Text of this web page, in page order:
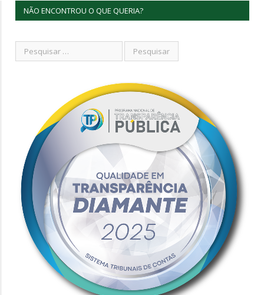
NÃO ENCONTROU O QUE QUERIA?